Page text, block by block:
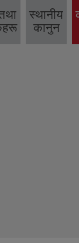
स्थानीय
कानुन